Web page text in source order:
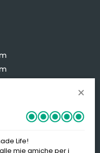
cherif Jorf-
Life!
mie amiche per i